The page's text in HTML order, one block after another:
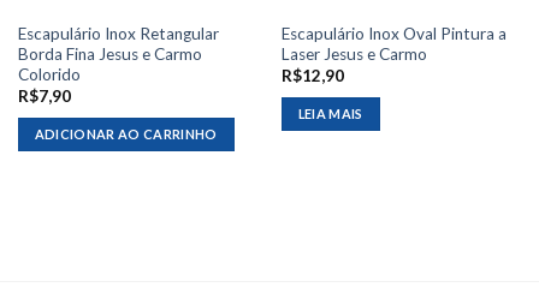
Escapulário Inox Retangular
Borda Fina Jesus e Carmo
Colorido
R$7,90
ADICIONAR AO CARRINHO
Escapulário Inox Oval Pintura a
Laser Jesus e Carmo
R$12,90
LEIA MAIS